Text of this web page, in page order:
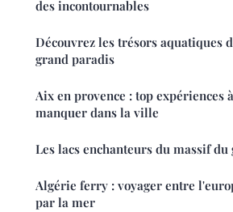
des incontournables
Découvrez les trésors aquatiques
grand paradis
Aix en provence : top expériences
manquer dans la ville
Les lacs enchanteurs du massif
Algérie ferry : voyager entre
par la mer